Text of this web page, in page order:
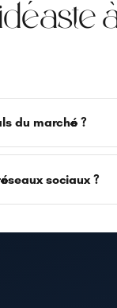
du marché ?
sociaux ?